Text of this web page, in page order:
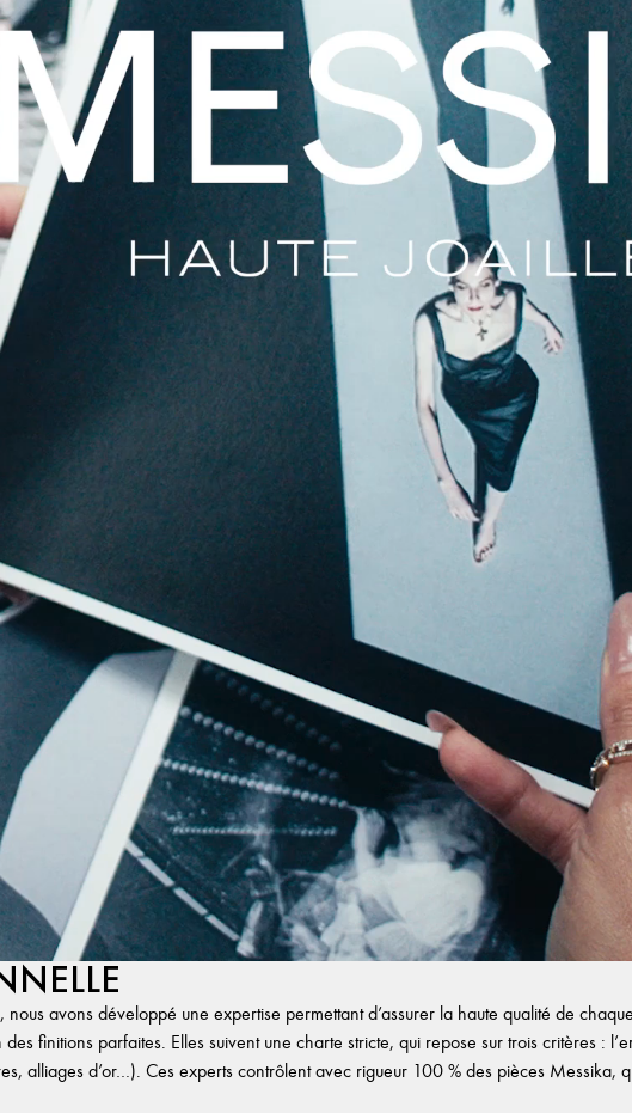
avons développé une expertise permettant d’assurer la haute qualité de
finitions parfaites. Elles suivent une charte stricte, qui repose sur trois critères :
alliages d’or…). Ces experts contrôlent avec rigueur 100 % des pièces Messika,